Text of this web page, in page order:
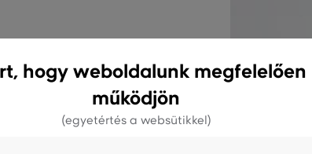
hogy weboldalunk megfelelően
működjön
(egyetértés a websütikkel)